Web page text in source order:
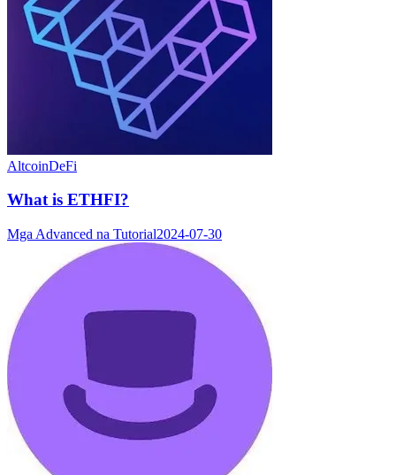
AltcoinDeFi
What is ETHFI?
Mga Advanced na Tutorial2024-07-30